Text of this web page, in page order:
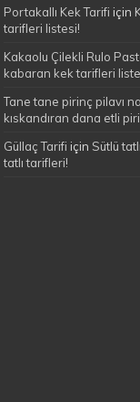
Portakallı Kek Tarifi için
tarifleri listesi!
Kakaolu Çilekli Rulo
kabaran kek tarifleri
Tane tane pirinç pilavı
kıskandıran dana etli
Güllaç Tarifi için Sütlü
tatlı tarifleri!